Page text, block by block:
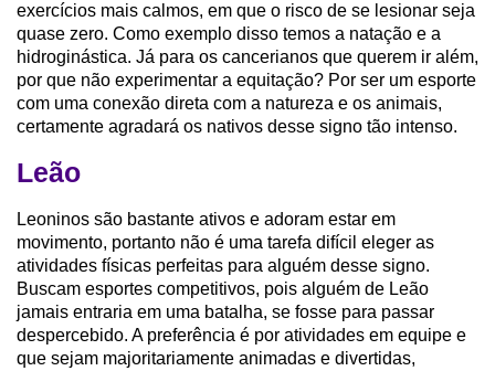
exercícios mais calmos, em que o risco de se lesionar seja
quase zero. Como exemplo disso temos a natação e a
hidroginástica. Já para os cancerianos que querem ir além,
por que não experimentar a equitação? Por ser um esporte
com uma conexão direta com a natureza e os animais,
certamente agradará os nativos desse signo tão intenso.
Leão
Leoninos são bastante ativos e adoram estar em
movimento, portanto não é uma tarefa difícil eleger as
atividades físicas perfeitas para alguém desse signo.
Buscam esportes competitivos, pois alguém de Leão
jamais entraria em uma batalha, se fosse para passar
despercebido. A preferência é por atividades em equipe e
que sejam majoritariamente animadas e divertidas,